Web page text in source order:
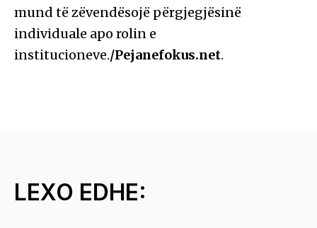
mund të zëvendësojë përgjegjësinë
individuale apo rolin e
institucioneve./Pejanefokus.net.
LEXO EDHE: